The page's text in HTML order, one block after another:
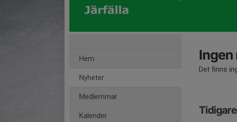
Hem
Nyheter
Medlemmar
Kalender
Ingen
Det finns